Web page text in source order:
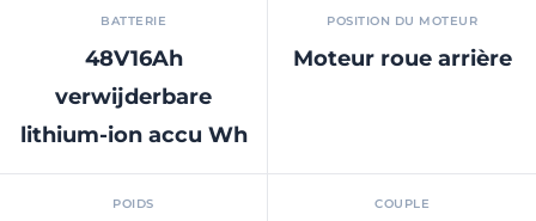
BATTERIE
48V16Ah
verwijderbare
lithium-ion accu Wh
POSITION DU MOTEUR
Moteur roue arrière
POIDS COUPLE